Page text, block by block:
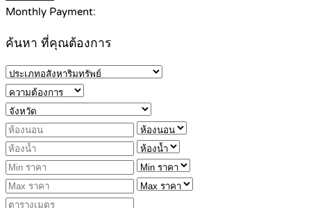
Monthly Payment:
ค้นหา ที่คุณต้องการ